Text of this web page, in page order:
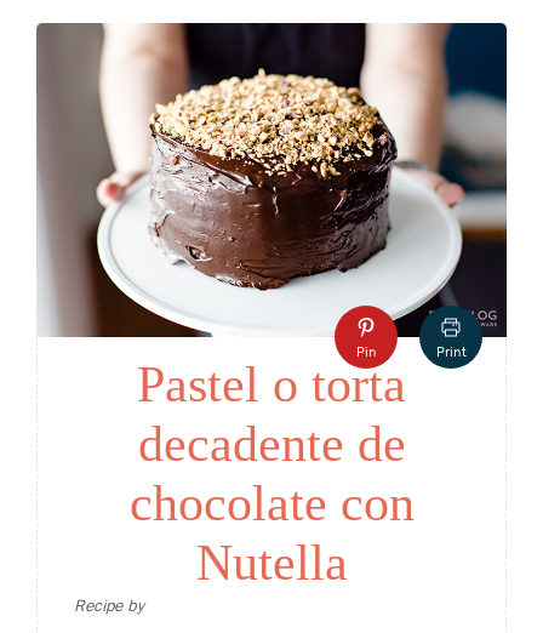
Pin Print
Pastel o torta
decadente de
chocolate con
Nutella
Recipe by